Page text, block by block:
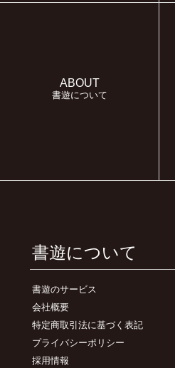
ABOUT
書遊について
書遊について
書遊のサービス
会社概要
特定商取引法に基づく表記
プライバシーポリシー
採用情報